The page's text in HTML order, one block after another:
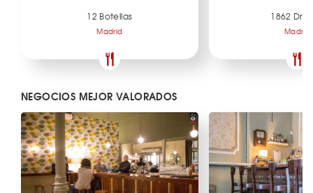
12 Botellas
Madrid
1862 Dry
Madrid
NEGOCIOS MEJOR VALORADOS